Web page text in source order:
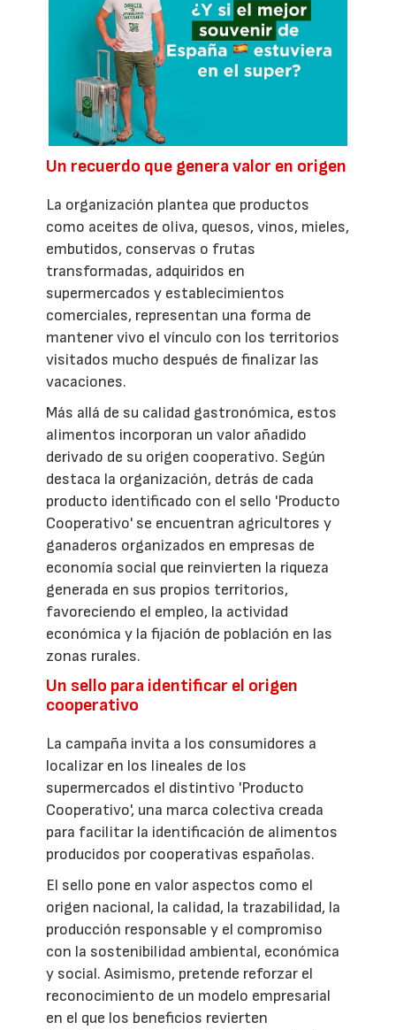
Un recuerdo que genera valor en origen
La organización plantea que productos
como aceites de oliva, quesos, vinos, mieles,
embutidos, conservas o frutas
transformadas, adquiridos en
supermercados y establecimientos
comerciales, representan una forma de
mantener vivo el vínculo con los territorios
visitados mucho después de finalizar las
vacaciones.
Más allá de su calidad gastronómica, estos
alimentos incorporan un valor añadido
derivado de su origen cooperativo. Según
destaca la organización, detrás de cada
producto identificado con el sello 'Producto
Cooperativo' se encuentran agricultores y
ganaderos organizados en empresas de
economía social que reinvierten la riqueza
generada en sus propios territorios,
favoreciendo el empleo, la actividad
económica y la fijación de población en las
zonas rurales.
Un sello para identificar el origen
cooperativo
La campaña invita a los consumidores a
localizar en los lineales de los
supermercados el distintivo 'Producto
Cooperativo', una marca colectiva creada
para facilitar la identificación de alimentos
producidos por cooperativas españolas.
El sello pone en valor aspectos como el
origen nacional, la calidad, la trazabilidad, la
producción responsable y el compromiso
con la sostenibilidad ambiental, económica
y social. Asimismo, pretende reforzar el
reconocimiento de un modelo empresarial
en el que los beneficios revierten